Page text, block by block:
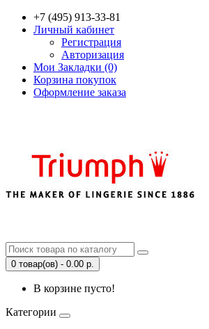
+7 (495) 913-33-81
Личный кабинет
Регистрация
Авторизация
Мои Закладки (0)
Корзина покупок
Оформление заказа
0 товар(ов) - 0.00 р.
В корзине пусто!
Категории